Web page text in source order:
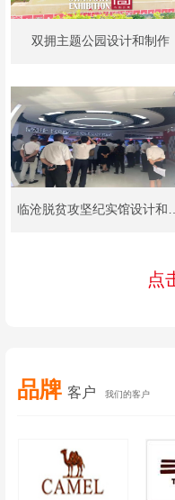
双拥主题公园设计和制作
临沧脱贫攻
点
品牌 客户 我们的客户